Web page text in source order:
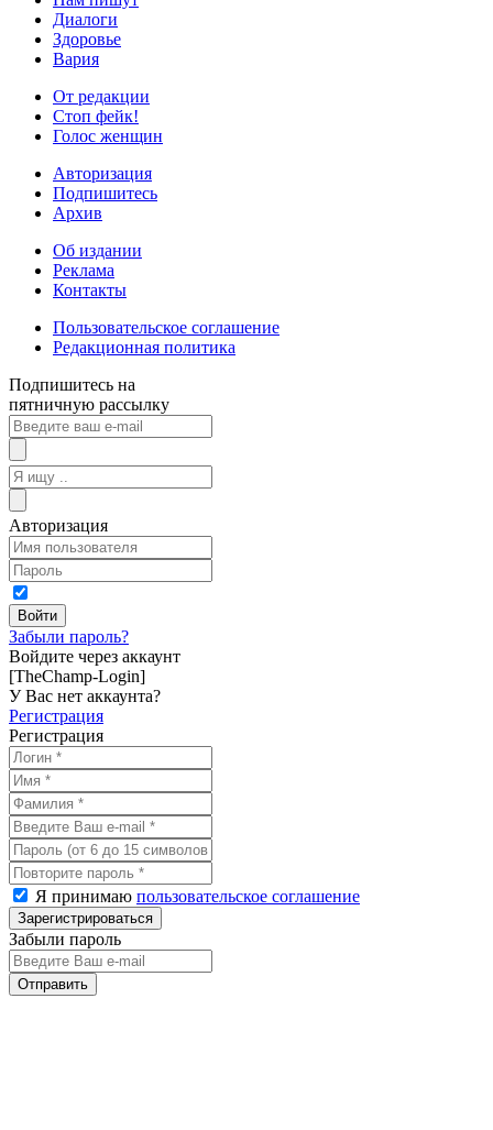
Диалоги
Здоровье
Вария
От редакции
Стоп фейк!
Голос женщин
Авторизация
Подпишитесь
Архив
Об издании
Реклама
Контакты
Пользовательское соглашение
Редакционная политика
Подпишитесь на
пятничную рассылку
Авторизация
Забыли пароль?
Войдите через аккаунт
[TheChamp-Login]
У Вас нет аккаунта?
Регистрация
Регистрация
Я принимаю пользовательское соглашение
Забыли пароль